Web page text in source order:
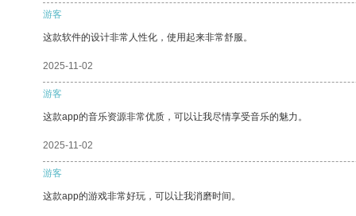
游客
这款软件的设计非常人性化，使用起来非常舒服。
2025-11-02
游客
这款app的音乐资源非常优质，可以让我尽情享受音乐的魅力。
2025-11-02
游客
这款app的游戏非常好玩，可以让我消磨时间。